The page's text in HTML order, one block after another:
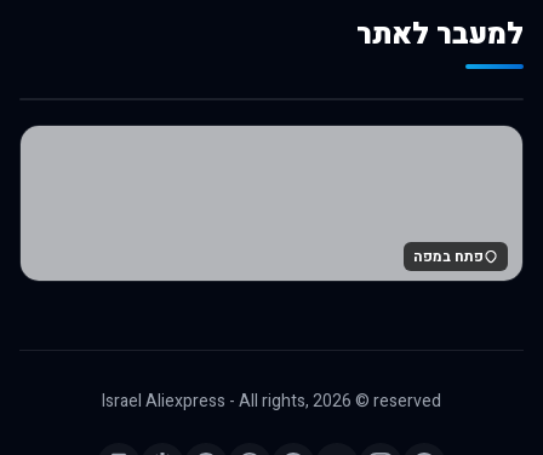
למעבר לאתר
לרכישה באלי אקספרס
פתח במפה
Israel Aliexpress - All rights,2026© reserved